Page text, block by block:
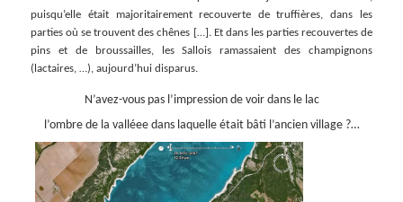
puisqu’elle était majoritairement recouverte de truffières, dans les
parties où se trouvent des chênes […]. Et dans les parties recouvertes de
pins et de broussailles, les Sallois ramassaient des champignons
(lactaires, …), aujourd’hui disparus.
N’avez-vous pas l’impression de voir dans le lac
l’ombre de la valléee dans laquelle était bâti l’ancien village ?…